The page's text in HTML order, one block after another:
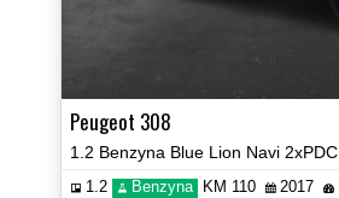
Peugeot 308
1.2 Benzyna KM 110 2017